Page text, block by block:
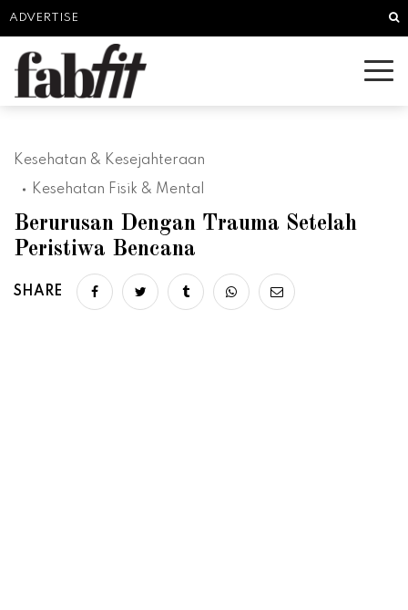
ADVERTISE
Kesehatan & Kesejahteraan
Kesehatan Fisik & Mental
Berurusan Dengan Trauma Setelah
Peristiwa Bencana
SHARE Share on facebook
Share on twitter
Share on tumblr
Share via whatsapp
Share via email